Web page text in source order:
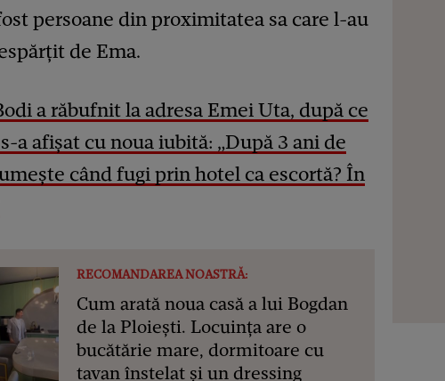
persoane din proximitatea sa care l-au
de Ema.
a răbufnit la adresa Emei Uta, după ce
a afișat cu noua iubită: „După 3 ani de
când fugi prin hotel ca escortă? În
RECOMANDAREA NOASTRĂ:
Cum arată noua casă a lui Bogdan
de la Ploiești. Locuința are o
bucătărie mare, dormitoare cu
tavan înstelat și un dressing